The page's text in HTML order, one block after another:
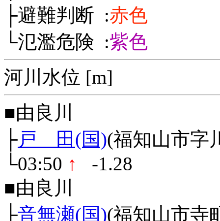
├避難判断 :赤色
└氾濫危険 :紫色
河川水位 [m]
■由良川
├戸 田(国)(福知山市字
└03:50 ↑
-1.28
■由良川
├音無瀬(国)(福知山市寺